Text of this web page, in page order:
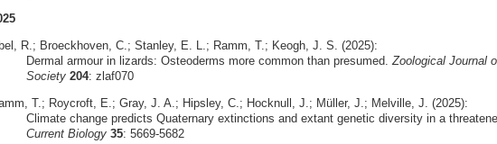
R.; Broeckhoven, C.; Stanley, E. L.; Ramm, T.; Keogh, J. S. (2025):
Dermal armour in lizards: Osteoderms more common than presumed.Zoological Journal
Society 204: zlaf070
T.; Roycroft, E.; Gray, J. A.; Hipsley, C.; Hocknull, J.; Müller, J.; Melville, J. (2025):
Climate change predicts Quaternary extinctions and extant genetic diversity in a
Current Biology 35: 5669-5682